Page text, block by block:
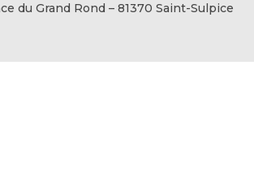
du Grand Rond – 81370 Saint-Sulpice